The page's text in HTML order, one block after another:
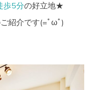
歩5分の好立地★
紹介です(=ﾟωﾟ)